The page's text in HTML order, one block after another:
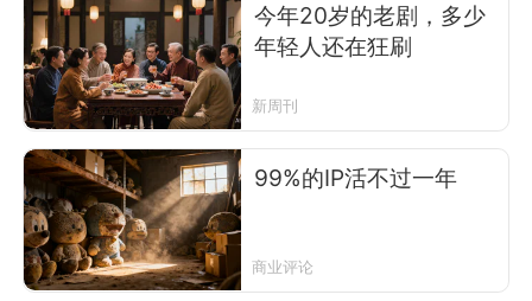
今年20岁的老剧，多少
年轻人还在狂刷
新周刊
99%的IP活不过一年
商业评论